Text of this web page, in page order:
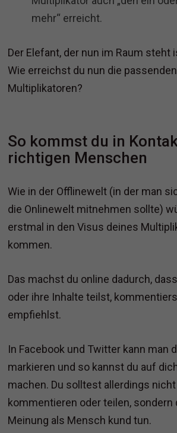
mehr“ erreicht.
Der Elefant, der nun im Raum steht
Wie erreichst du nun die passenden
Multiplikatoren?
So kommst du in
richtigen Menschen
Wie in der Offlinewelt (in der man
die Onlinewelt mitnehmen sollte)
erstmal in den Visus deines
kommen.
Das machst du online dadurch,
oder ihre Inhalte teilst,
empfiehlst.
In Facebook und Twitter kann man
markieren und so kannst du auf
machen. Du solltest allerdings
kommentieren oder teilen, sondern
Meinung als Mensch kund tun.